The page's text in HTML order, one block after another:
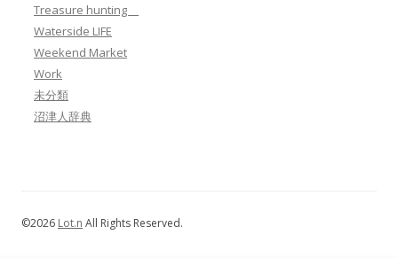
Treasure hunting
Waterside LIFE
Weekend Market
Work
未分類
沼津人辞典
©2026 Lot.n All Rights Reserved.